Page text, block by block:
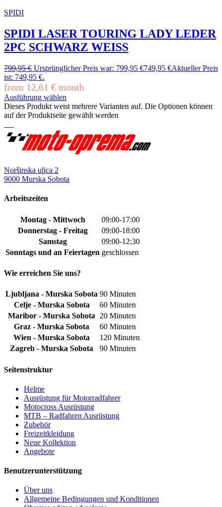
SPIDI
SPIDI LASER TOURING LADY LEDER
2PC SCHWARZ WEISS
799,95€ Ursprünglicher Preis war: 799,95 €749,95 €Aktueller Preis
ist: 749,95 €.
from 12,61 € month
Ausführung wählen
Dieses Produkt weist mehrere Varianten auf. Die Optionen können
auf der Produktseite gewählt werden
Noršinska ulica 2
9000 Murska Sobota
Arbeitszeiten
Montag - Mittwoch
09:00-17:00
Donnerstag - Freitag
09:00-18:00
Samstag
09:00-12:30
Sonntags und an Feiertagen geschlossen
Wie erreichen Sie uns?
Ljubljana - Murska Sobota 90 Minuten
Celje - Murska Sobota
60 Minuten
Maribor - Murska Sobota
20 Minuten
Graz - Murska Sobota
60 Minuten
Wien - Murska Sobota
120 Minuten
Zagreb - Murska Sobota
90 Minuten
Seitenstruktur
Helme
Ausrüstung für Motorradfahrer
Motocross Ausrüstung
MTB – Radfahren Ausrüstung
Zubehör
Freizeitkleidung
Neue Kollektion
Angebote
Benutzerunterstützung
Über uns
Allgemeine Bedingungen und Konditionen